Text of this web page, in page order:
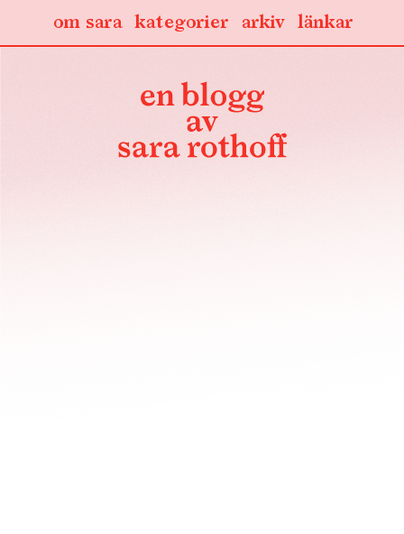
länkar
arkiv
kategorier
om sara